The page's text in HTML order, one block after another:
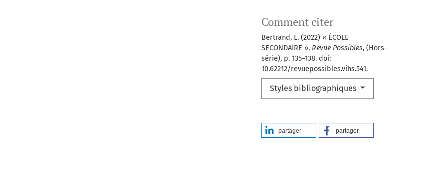
Comment citer
Bertrand, L. (2022) « ÉCOLE
SECONDAIRE », Revue Possibles, (Hors-
série), p. 135–138. doi:
10.62212/revuepossibles.vihs.541.
Styles bibliographiques
partager partager